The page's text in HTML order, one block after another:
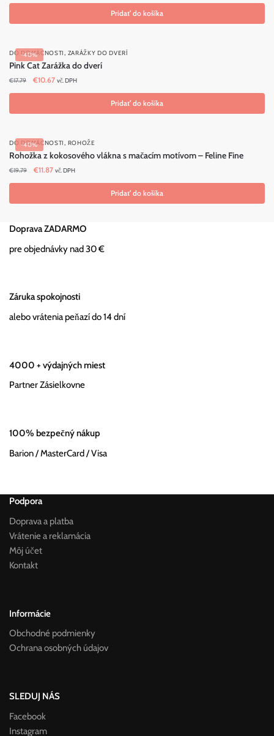
Pridať do košíka
-40%
DO DOMÁCNOSTI, ZARÁŽKY DO DVERÍ
Pink Cat Zarážka do dverí
€17.79
Original
€17.79.
€10.67Current
€10.67.
vč. DPH
Pridať do košíka
-40%
DO DOMÁCNOSTI, ROHOŽE
Rohožka z kokosového vlákna s mačacím motívom – Feline Fine
€19.79
Original
€19.79.
€11.87Current
€11.87.
vč. DPH
Pridať do košíka
Doprava ZADARMO
pre objednávky nad 30 €
Záruka spokojnosti
alebo vrátenia peňazí do 14 dní
4000 + výdajných miest
Partner Zásielkovne
100% bezpečný nákup
Barion / MasterCard / Visa
Podpora
Doprava a platba
Vrátenie a reklamácia
Môj účet
Kontakt
Informácie
Obchodné podmienky
Ochrana osobných údajov
SLEDUJ NÁS
Facebook
Instagram